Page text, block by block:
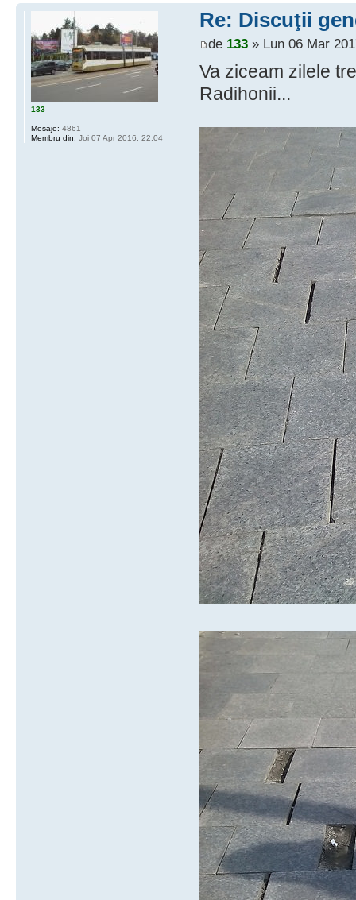
Re: Discuţii
de 133» Lun 06 Mar
Va ziceam zilele
Radihonii...
133
Mesaje: 4861
Membru din: Joi 07 Apr 2016, 22:04